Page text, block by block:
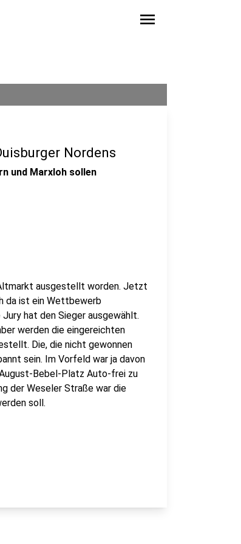
menu
Nordens
und Marxloh sollen
ausgestellt worden. Jetzt
da ist ein Wettbewerb
hat den Sieger ausgewählt.
werden die eingereichten
Die, die nicht gewonnen
sein. Im Vorfeld war ja davon
Bebel-Platz Auto-frei zu
der Weseler Straße war die
soll.